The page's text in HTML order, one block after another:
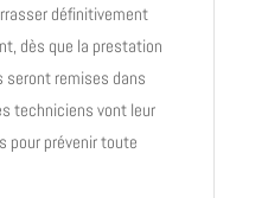
définitivement
dès que la prestation
seront remises dans
techniciens vont leur
pour prévenir toute